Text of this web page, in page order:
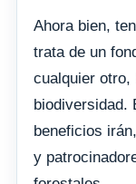
Ahora bien,
trata de un
cualquier otro,
biodiversidad.
beneficios
y